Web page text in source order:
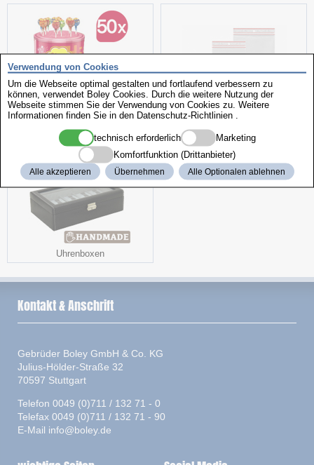
Aktionspaket Minigrip-Beutel
Uhrenboxen
Verwendung von Cookies
Um die Webseite optimal gestalten und fortlaufend verbessern zu
können, verwendet Boley Cookies. Durch die weitere Nutzung der
Webseite stimmen Sie der Verwendung von Cookies zu. Weitere
Informationen finden Sie in den Datenschutz-Richtlinien
technisch erforderlich
Marketing
Komfortfunktion (Drittanbieter)
Alle akzeptieren Übernehmen Alle Optionalen ablehnen
Kontakt & Anschrift
Gebrüder Boley GmbH & Co. KG
Julius-Hölder-Straße 32
70597 Stuttgart
Telefon 0049 (0)711 / 132 71 - 0
Telefax 0049 (0)711 / 132 71 - 90
E-Mail info@boley.de